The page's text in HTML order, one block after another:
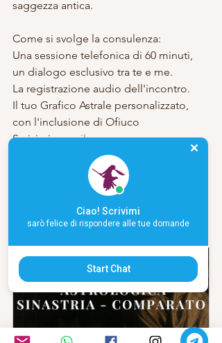
saggezza antica.
Come si svolge la consulenza:
Una sessione telefonica di 60 minuti,
un dialogo esclusivo tra te e me.
La registrazione audio dell'incontro.
Il tuo Grafico Astrale personalizzato,
con l'inclusione di Ofiuco
Scrivimi: email.
___________________________________
___________________________________
Emporio Magico On Line
Ciao! Scrivimi
sarò felice di rispondere alle tue domande
Start Chat